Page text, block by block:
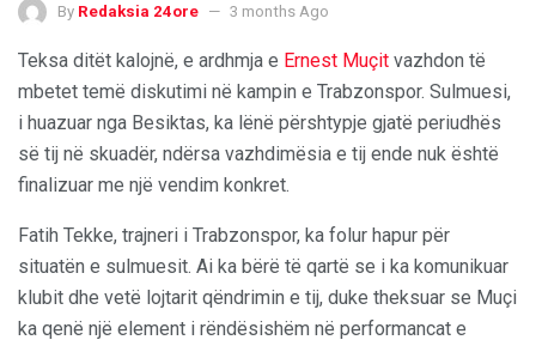
By Redaksia 24ore 3 months Ago
Teksa ditët kalojnë, e ardhmja e Ernest Muçit vazhdon të
mbetet temë diskutimi në kampin e Trabzonspor. Sulmuesi,
i huazuar nga Besiktas, ka lënë përshtypje gjatë periudhës
së tij në skuadër, ndërsa vazhdimësia e tij ende nuk është
finalizuar me një vendim konkret.
Fatih Tekke, trajneri i Trabzonspor, ka folur hapur për
situatën e sulmuesit. Ai ka bërë të qartë se i ka komunikuar
klubit dhe vetë lojtarit qëndrimin e tij, duke theksuar se Muçi
ka qenë një element i rëndësishëm në performancat e